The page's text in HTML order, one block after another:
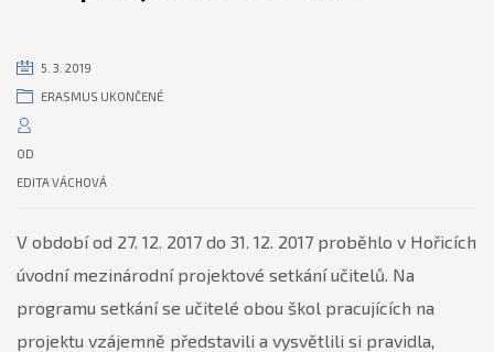
5. 3. 2019
ERASMUS UKONČENÉ
OD
EDITA VÁCHOVÁ
V období od 27. 12. 2017 do 31. 12. 2017 proběhlo v Hořicích
úvodní mezinárodní projektové setkání učitelů. Na
programu setkání se učitelé obou škol pracujících na
projektu vzájemně představili a vysvětlili si pravidla,